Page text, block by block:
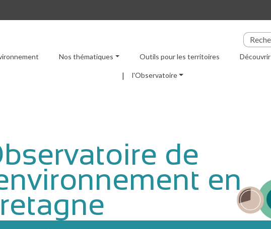
Menu principal
Nos thématiques Outils pour les territoires Découvrir
l'Observatoire
de
en